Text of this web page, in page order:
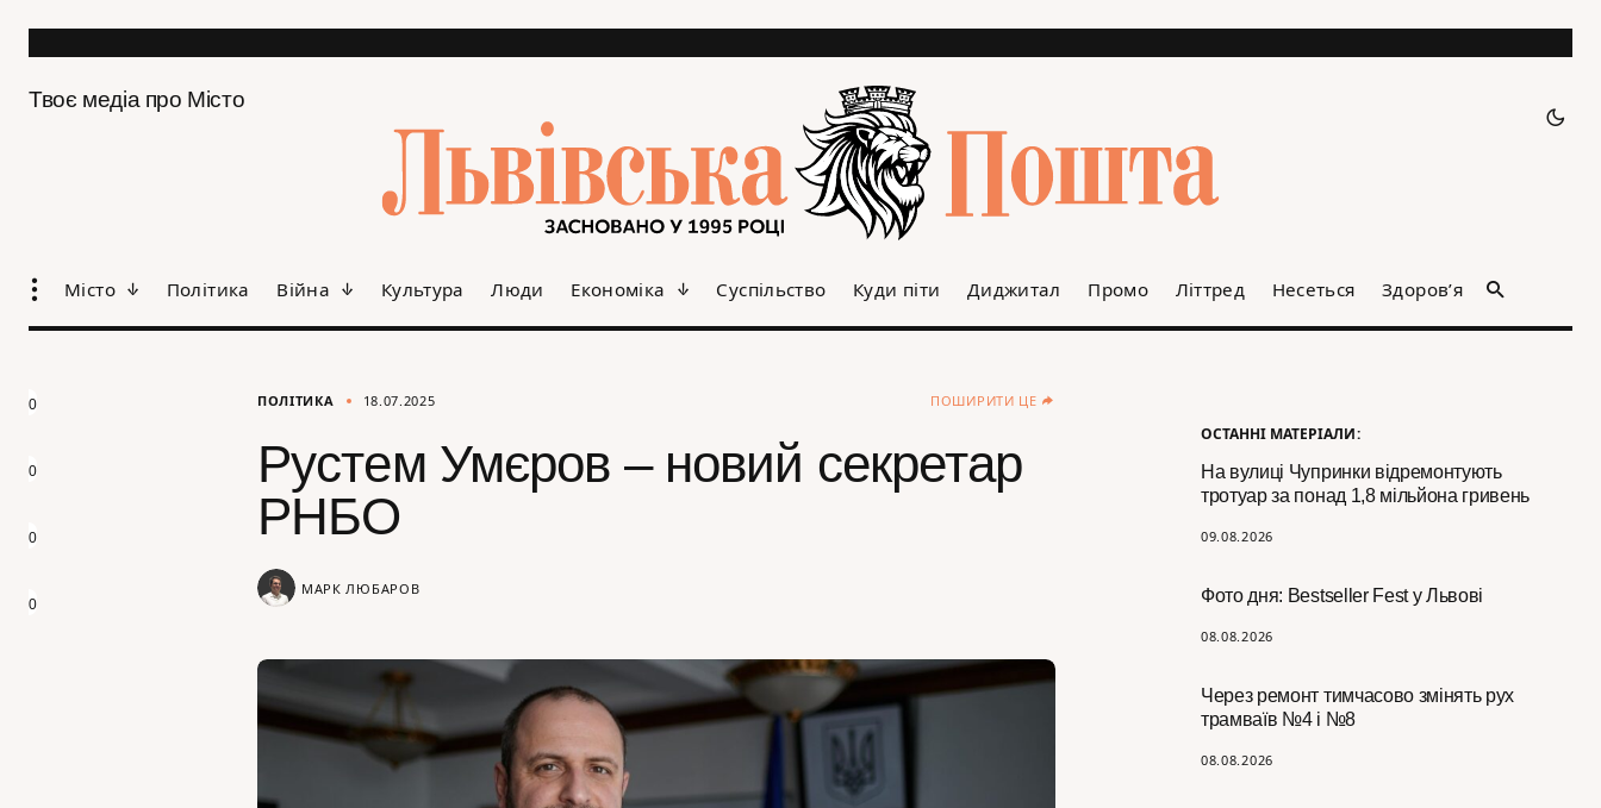
Твоє медіа про Місто
Місто Політика Війна Культура Люди Економіка Суспільство Куди піти Диджитал Промо Літтред Несеться Здоров’я
ОСТАННІ МАТЕРІАЛИ:
На вулиці Чупринки відремонтують
тротуар за понад 1,8 мільйона гривень
09.08.2026
Фото дня: Bestseller Fest у Львові
08.08.2026
Через ремонт тимчасово змінять рух
трамваїв №4 і №8
08.08.2026
ПОЛІТИКА 18.07.2025 ПОШИРИТИ ЦЕ
Рустем Умєров – новий секретар
РНБО
МАРК ЛЮБАРОВ
0
0
0
0